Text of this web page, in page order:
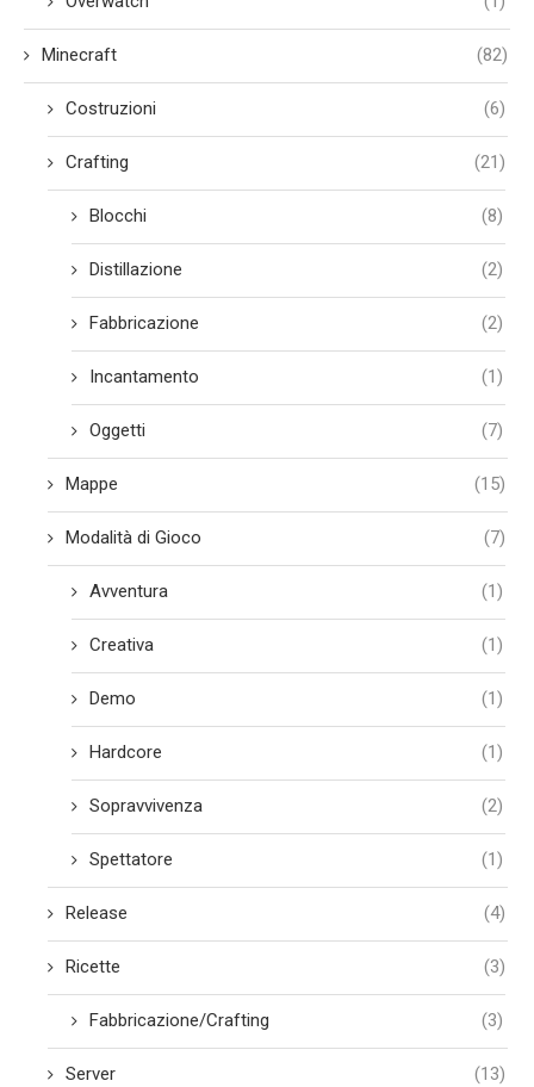
Minecraft (82)
Costruzioni (6)
Crafting (21)
Blocchi (8)
Distillazione (2)
Fabbricazione (2)
Incantamento (1)
Oggetti (7)
Mappe (15)
Modalità di Gioco (7)
Avventura (1)
Creativa (1)
Demo (1)
Hardcore (1)
Sopravvivenza (2)
Spettatore (1)
Release (4)
Ricette (3)
Fabbricazione/Crafting (3)
Server (13)